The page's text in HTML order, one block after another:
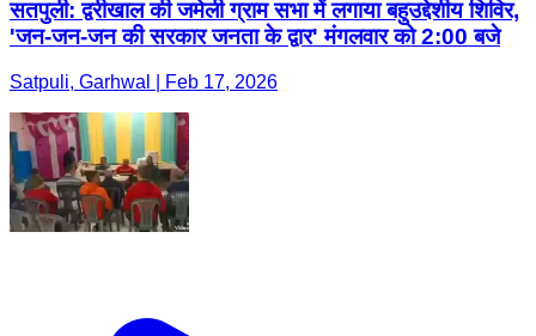
सतपुली: द्वरीखाल की जमेली ग्राम सभा में लगाया बहुउद्देशीय शिविर,
'जन-जन-जन की सरकार जनता के द्वार' मंगलवार को 2:00 बजे
Satpuli, Garhwal | Feb 17, 2026